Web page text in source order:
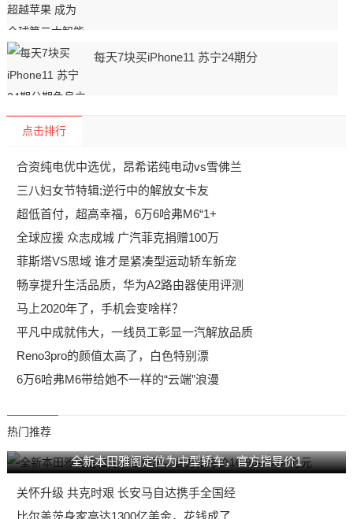
每天7块买iPhone11 苏宁24期分
点击排行
合资纯电优中选优，昂希诺纯电动vs雪佛兰
三八妇女节特辑;逆行中的解放女卡友
超低首付，超高幸福，6万6哈弗M6“1+
全球应援 众志成城 广汽菲克捐赠100万
菲斯塔VS思域 谁才是紧凑型运动轿车新宠
畅享提升生活品质，华为A2路由器使用评测
马上2020年了，手机会变啥样？
平凡中成就伟大，一线员工彰显一汽解放品质
Reno3pro的颜值太高了，白色特别漂
6万6哈弗M6带给她不一样的“云端”浪漫
热门推荐
全新本田雅阁定位为中型轿车，官方指导价1
关怀升级 共克时艰 长安马自达携手全国经
比尔盖茨身家高达1300亿美金，花钱成了